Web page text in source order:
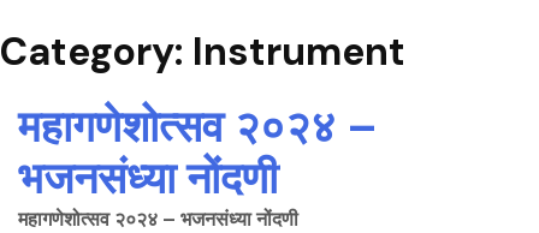
Category: Instrument
महागणेशोत्सव २०२४ –
भजनसंध्या नोंदणी
महागणेशोत्सव २०२४ – भजनसंध्या नोंदणी